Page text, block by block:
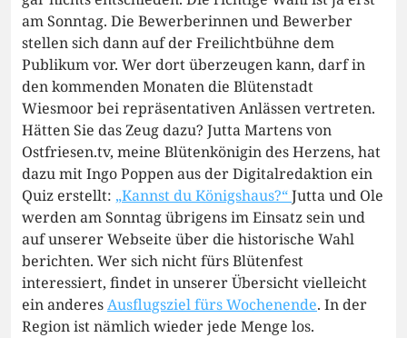
am Sonntag. Die Bewerberinnen und Bewerber
stellen sich dann auf der Freilichtbühne dem
Publikum vor. Wer dort überzeugen kann, darf in
den kommenden Monaten die Blütenstadt
Wiesmoor bei repräsentativen Anlässen vertreten.
Hätten Sie das Zeug dazu? Jutta Martens von
Ostfriesen.tv, meine Blütenkönigin des Herzens, hat
dazu mit Ingo Poppen aus der Digitalredaktion ein
Quiz erstellt: „Kannst du Königshaus?“Jutta und Ole
werden am Sonntag übrigens im Einsatz sein und
auf unserer Webseite über die historische Wahl
berichten. Wer sich nicht fürs Blütenfest
interessiert, findet in unserer Übersicht vielleicht
ein anderesAusflugsziel fürs Wochenende. In der
Region ist nämlich wieder jede Menge los.